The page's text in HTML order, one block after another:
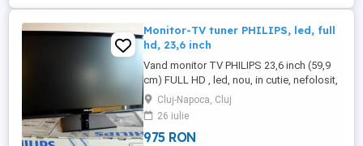
Monitor-TV tuner PHILIPS, led, full
hd, 23,6 inch
Vand monitor TV PHILIPS 23,6 inch (59,9
cm) FULL HD , led, nou, in cutie, nefolosit,
estetic si functional impecabil,timp de
raspuns: 5 ms ; rezolutie optima: 1920 x
1080 ; sunet: Nicam Stereo,Smart Sound,
surround, boxe 2 x 3 wt, telecomanda,
Cluj-Napoca, Cluj
26 iulie
975 RON